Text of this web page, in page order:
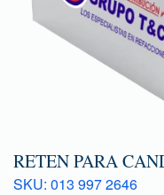
RETEN PARA
SKU: 013 997 2646